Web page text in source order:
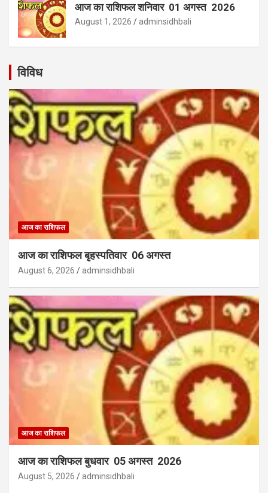
आज का राशिफल शनिवार 01 अगस्त 2026
August 1, 2026 adminsidhbali
विविध
आज का राशिफल
आज का राशिफल बृहस्पतिवार 06 अगस्त
August 6, 2026 adminsidhbali
आज का राशिफल
आज का राशिफल बुधवार 05 अगस्त 2026
August 5, 2026 adminsidhbali